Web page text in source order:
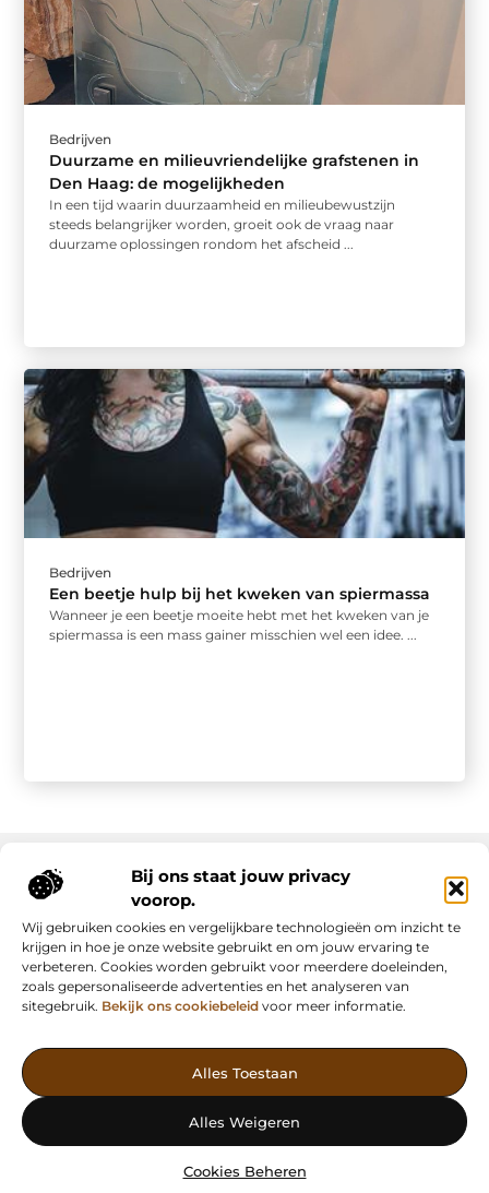
Bij ons staat jouw privacy
voorop.
Wij gebruiken cookies en vergelijkbare technologieën om inzicht te
krijgen in hoe je onze website gebruikt en om jouw ervaring te
verbeteren. Cookies worden gebruikt voor meerdere doeleinden,
zoals gepersonaliseerde advertenties en het analyseren van
sitegebruik. Bekijk ons cookiebeleid voor meer informatie.
Alles Toestaan
Alles Weigeren
Cookies Beheren
Bedrijven
Duurzame en milieuvriendelijke grafstenen in
Den Haag: de mogelijkheden
In een tijd waarin duurzaamheid en milieubewustzijn
steeds belangrijker worden, groeit ook de vraag naar
duurzame oplossingen rondom het afscheid ...
Bedrijven
Een beetje hulp bij het kweken van spiermassa
Wanneer je een beetje moeite hebt met het kweken van je
spiermassa is een mass gainer misschien wel een idee. ...
Vind Inspiratie, Deel Inzichten
waardevolle artikelen en effectieve advertenties. Ontdek, leer en
deel jouw verhaal vandaag nog!
Onze informatie